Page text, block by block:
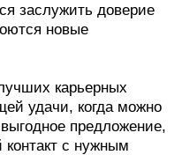
заслужить доверие
новые
карьерных
удачи, когда можно
предложение,
с нужным